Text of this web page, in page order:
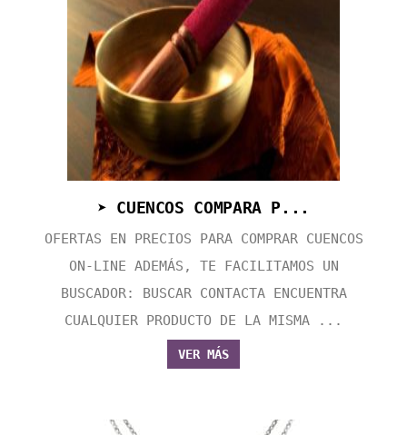
➤ CUENCOS COMPARA P...
OFERTAS EN PRECIOS PARA COMPRAR CUENCOS
ON-LINE ADEMÁS, TE FACILITAMOS UN
BUSCADOR: BUSCAR CONTACTA ENCUENTRA
CUALQUIER PRODUCTO DE LA MISMA ...
VER MÁS